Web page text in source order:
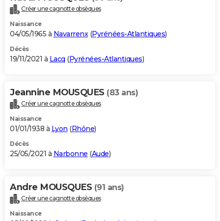
Créer une cagnotte obsèques
Naissance
04/05/1965 à Navarrenx(Pyrénées-Atlantiques)
Décès
19/11/2021 à Lacq (Pyrénées-Atlantiques)
Jeannine MOUSQUES (83 ans)
Créer une cagnotte obsèques
Naissance
01/01/1938 à Lyon (Rhône)
Décès
25/05/2021 à Narbonne (Aude)
Andre MOUSQUES (91 ans)
Créer une cagnotte obsèques
Naissance